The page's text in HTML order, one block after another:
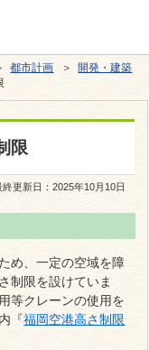
都市計画 ＞ 開発・建築
限
終更新日：2025年10月10日
め、一定の空域を障
制限を設けていま
等クレーンの使用を
『福岡空港高さ制限